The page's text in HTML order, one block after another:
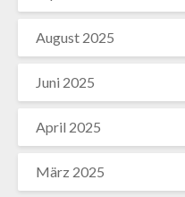
August 2025
Juni 2025
April 2025
März 2025